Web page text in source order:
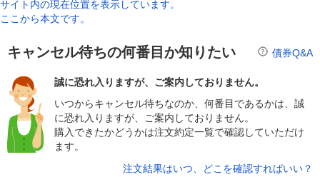
サイト内の現在位置を表示しています。
ここから本文です。
キャンセル待ちの何番目か知りたい 債券Q&A
誠に恐れ入りますが、ご案内しておりません。
いつからキャンセル待ちなのか、何番目であるかは、誠
に恐れ入りますが、ご案内しておりません。
購入できたかどうかは注文約定一覧で確認していただけ
ます。
注文結果はいつ、どこを確認すればいい？